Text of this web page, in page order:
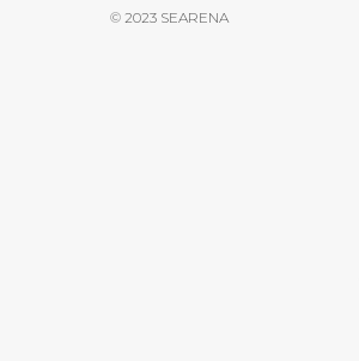
© 2023 SEARENA